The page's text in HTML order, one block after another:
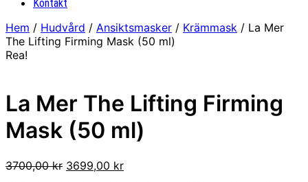
Kontakt
Hem / Hudvård / Ansiktsmasker / Krämmask / La Mer
The Lifting Firming Mask (50 ml)
Rea!
La Mer The Lifting Firming
Mask (50 ml)
3700,00kr Det
3699,00 krDet